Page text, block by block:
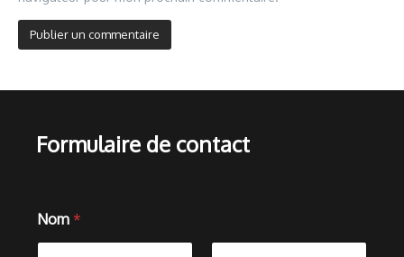
Formulaire de contact
Nom *